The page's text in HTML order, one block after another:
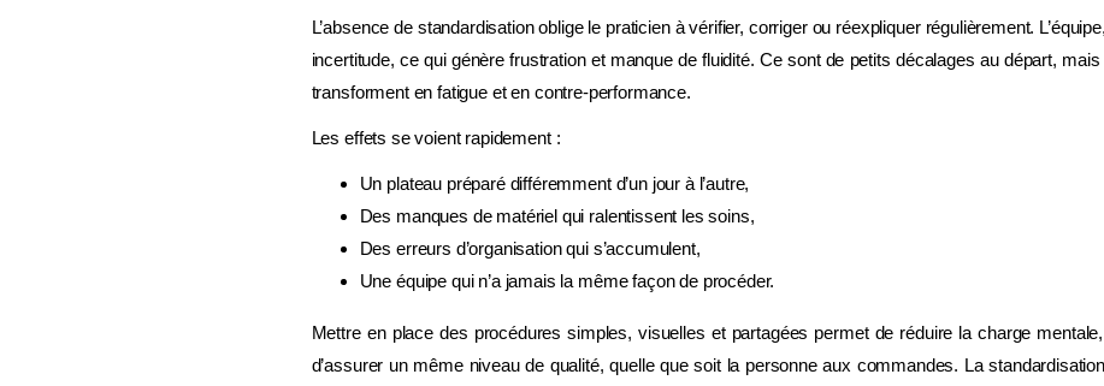
L’absence de standardisation oblige le praticien à vérifier, corriger ou réexpliquer régulièrement.
incertitude, ce qui génère frustration et manque de fluidité. Ce sont de petits décalages au départ,
transforment en fatigue et en contre-performance.
Les effets se voient rapidement :
Un plateau préparé différemment d’un jour à l’autre,
Des manques de matériel qui ralentissent les soins,
Des erreurs d’organisation qui s’accumulent,
Une équipe qui n’a jamais la même façon de procéder.
Mettre en place des procédures simples, visuelles et partagées permet de réduire la charge
d’assurer un même niveau de qualité, quelle que soit la personne aux commandes. La
Management d'équipe Stratégie de croissance
Je fais mon diagnostic gratuit →